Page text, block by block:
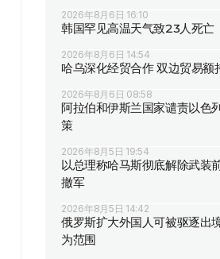
2026年8月6日 16:10
韩国罕见高温天气致23人死亡
2026年8月6日 14:54
哈乌深化经贸合作 双边贸易额
2026年8月6日 08:58
阿拉伯和伊斯兰国家谴责以色
策
2026年8月5日 19:54
以总理称哈马斯彻底解除武装
撤军
2026年8月5日 14:42
俄罗斯扩大外国人可被驱逐出
为范围